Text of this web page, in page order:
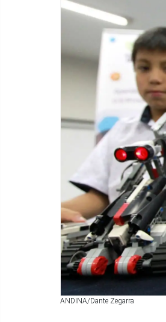
ANDINA/Dante Zegarra